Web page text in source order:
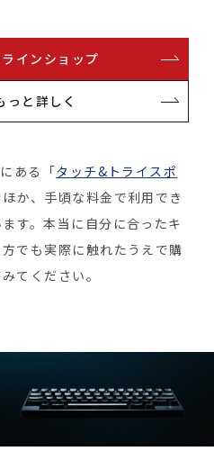
インショップ
っと詳しく
ある「タッチ&トライスポ
か、手頃な料金で利用でき
す。本当に自分に合ったキ
でも実際に触れたうえで購
てください。